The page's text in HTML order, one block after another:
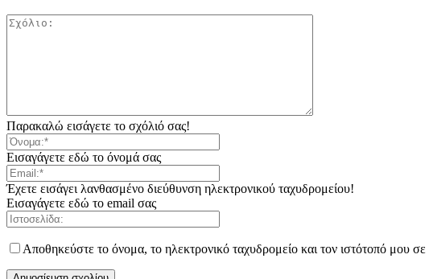
Παρακαλώ εισάγετε το σχόλιό σας!
Εισαγάγετε εδώ το όνομά σας
Έχετε εισάγει λανθασμένο διεύθυνση ηλεκτρονικού ταχυδρομείου!
Εισαγάγετε εδώ το email σας
Αποθηκεύστε το όνομα, το ηλεκτρονικό ταχυδρομείο και τον ιστότοπό μου